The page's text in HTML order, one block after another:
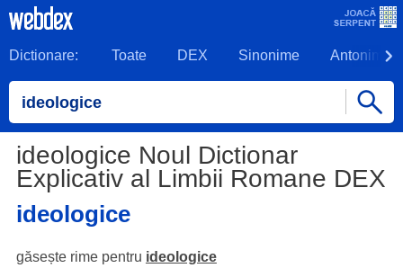
Dictionare: Toate DEX Sinonime Antonime
ideologice Noul Dictionar
Explicativ al Limbii Romane DEX
ideologice
găsește rime pentru ideologice